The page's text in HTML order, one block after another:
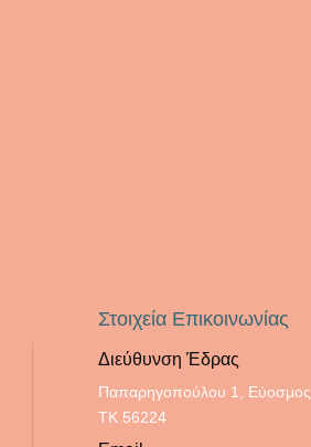
Στοιχεία Επικοινωνίας
Διεύθυνση Έδρας
Παπαρηγοπούλου 1, Εύοσμος
ΤΚ 56224